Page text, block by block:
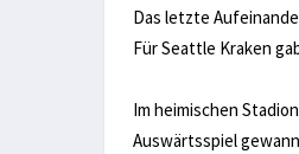
Das letzte
Für Seattle Kraken
Im heimischen
Auswärtsspiel